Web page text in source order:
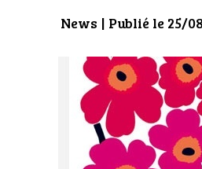
HIGH
News | Publié le 25/